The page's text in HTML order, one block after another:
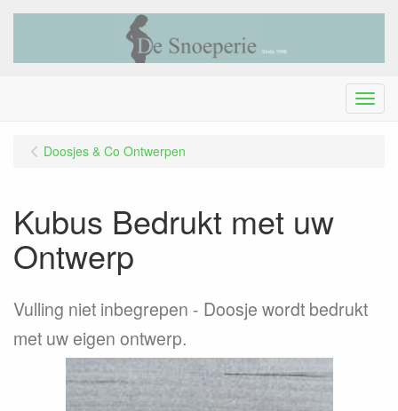
Menu
Doosjes & Co Ontwerpen
Kubus Bedrukt met uw
Ontwerp
Vulling niet inbegrepen - Doosje wordt bedrukt
met uw eigen ontwerp.